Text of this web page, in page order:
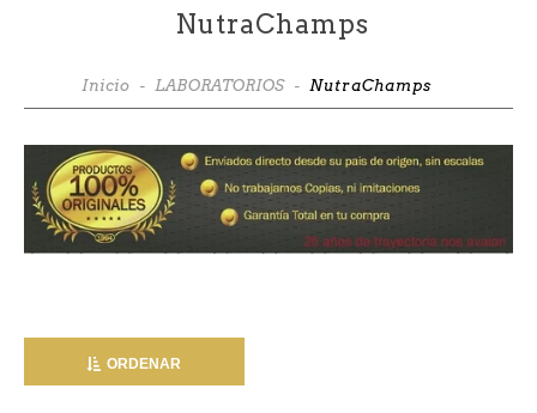
NutraChamps
Inicio - LABORATORIOS - NutraChamps
ORDENAR